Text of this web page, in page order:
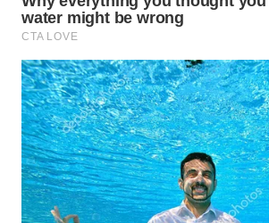
WN
BORNEO
Wahana
Media
Group
WAHANA
NEWS
WAHANA